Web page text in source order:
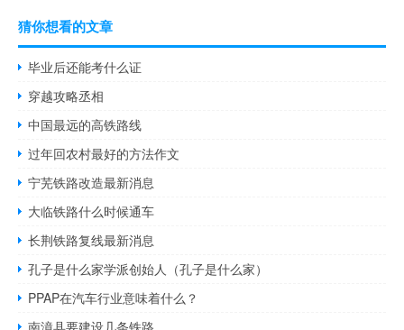
猜你想看的文章
毕业后还能考什么证
穿越攻略丞相
中国最远的高铁路线
过年回农村最好的方法作文
宁芜铁路改造最新消息
大临铁路什么时候通车
长荆铁路复线最新消息
孔子是什么家学派创始人（孔子是什么家）
PPAP在汽车行业意味着什么？
南漳县要建设几条铁路